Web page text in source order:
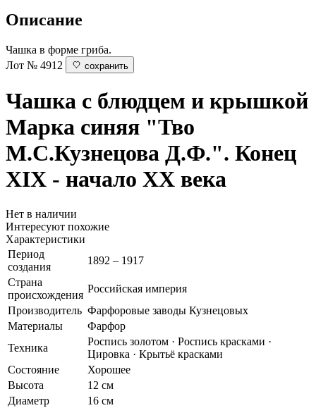
Описание
Чашка в форме гриба.
Лот № 4912
сохранить
Чашка с блюдцем и крышкой
Марка синяя "Тво
М.С.Кузнецова Д.Ф.". Конец
XIX - начало ХХ века
Нет в наличии
Интересуют похожие
Характеристики
Период
создания
1892 – 1917
Страна
происхождения
Российская империя
Производитель Фарфоровые заводы Кузнецовых
Материалы
Фарфор
Техника
Роспись золотом · Роспись красками ·
Цировка · Крытьё красками
Состояние
Хорошее
Высота
12 см
Диаметр
16 см